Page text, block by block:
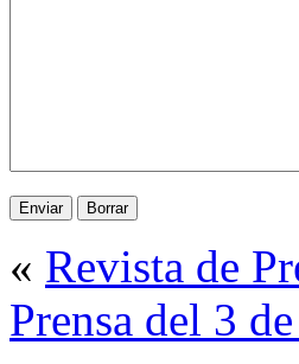
« Revista de
Prensa del 3